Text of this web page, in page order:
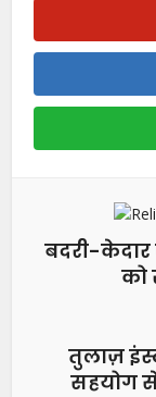
बदरी-केदार
को
तुलाज़
सहयोग से